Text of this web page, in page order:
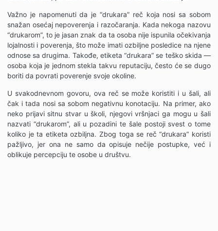
Važno je napomenuti da je “drukara” reč koja nosi sa sobom
snažan osećaj nepoverenja i razočaranja. Kada nekoga nazovu
“drukarom”, to je jasan znak da ta osoba nije ispunila očekivanja
lojalnosti i poverenja, što može imati ozbiljne posledice na njene
odnose sa drugima. Takođe, etiketa “drukara” se teško skida —
osoba koja je jednom stekla takvu reputaciju, često će se dugo
boriti da povrati poverenje svoje okoline.
U svakodnevnom govoru, ova reč se može koristiti i u šali, ali
čak i tada nosi sa sobom negativnu konotaciju. Na primer, ako
neko prijavi sitnu stvar u školi, njegovi vršnjaci ga mogu u šali
nazvati “drukarom”, ali u pozadini te šale postoji svest o tome
koliko je ta etiketa ozbiljna. Zbog toga se reč “drukara” koristi
pažljivo, jer ona ne samo da opisuje nečije postupke, već i
oblikuje percepciju te osobe u društvu.